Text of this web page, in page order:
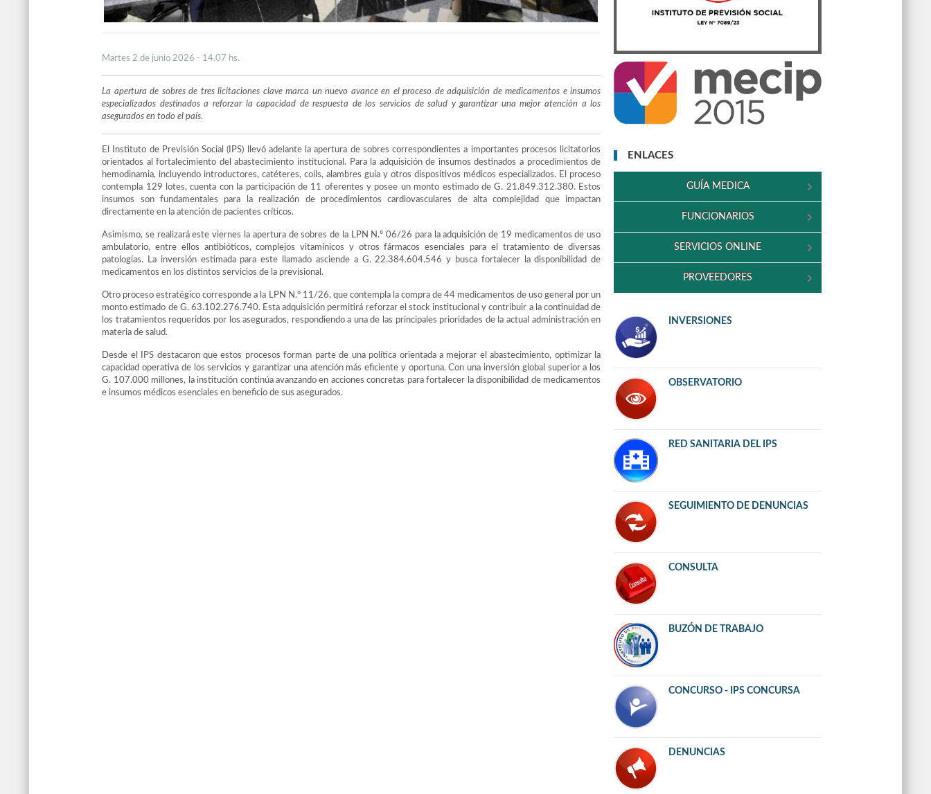
Martes 2 de junio 2026 - 14.07 hs.
La apertura de sobres de tres licitaciones clave marca un nuevo avance en el proceso de adquisición de medicamentos e insumos
especializados destinados a reforzar la capacidad de respuesta de los servicios de salud y garantizar una mejor atención a los
asegurados en todo el país.
El Instituto de Previsión Social (IPS) llevó adelante la apertura de sobres correspondientes a importantes procesos licitatorios
orientados al fortalecimiento del abastecimiento institucional. Para la adquisición de insumos destinados a procedimientos de
hemodinamia, incluyendo introductores, catéteres, coils, alambres guía y otros dispositivos médicos especializados. El proceso
contempla 129 lotes, cuenta con la participación de 11 oferentes y posee un monto estimado de G. 21.849.312.380. Estos
insumos son fundamentales para la realización de procedimientos cardiovasculares de alta complejidad que impactan
directamente en la atención de pacientes críticos.
Asimismo, se realizará este viernes la apertura de sobres de la LPN N.º 06/26 para la adquisición de 19 medicamentos de uso
ambulatorio, entre ellos antibióticos, complejos vitamínicos y otros fármacos esenciales para el tratamiento de diversas
patologías. La inversión estimada para este llamado asciende a G. 22.384.604.546 y busca fortalecer la disponibilidad de
medicamentos en los distintos servicios de la previsional.
Otro proceso estratégico corresponde a la LPN N.º 11/26, que contempla la compra de 44 medicamentos de uso general por un
monto estimado de G. 63.102.276.740. Esta adquisición permitirá reforzar el stock institucional y contribuir a la continuidad de
los tratamientos requeridos por los asegurados, respondiendo a una de las principales prioridades de la actual administración en
materia de salud.
Desde el IPS destacaron que estos procesos forman parte de una política orientada a mejorar el abastecimiento, optimizar la
capacidad operativa de los servicios y garantizar una atención más eficiente y oportuna. Con una inversión global superior a los
G. 107.000 millones, la institución continúa avanzando en acciones concretas para fortalecer la disponibilidad de medicamentos
e insumos médicos esenciales en beneficio de sus asegurados.
ENLACES
GUÍA MEDICA
FUNCIONARIOS
SERVICIOS ONLINE
PROVEEDORES
INVERSIONES
OBSERVATORIO
RED SANITARIA DEL IPS
SEGUIMIENTO DE DENUNCIAS
CONSULTA
BUZÓN DE TRABAJO
CONCURSO - IPS CONCURSA
DENUNCIAS